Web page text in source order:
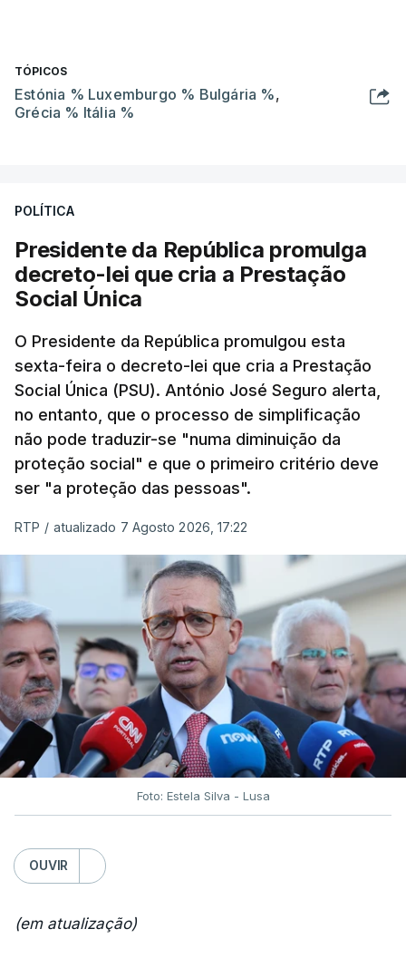
TÓPICOS
Estónia % Luxemburgo % Bulgária %,
Grécia % Itália %
POLÍTICA
Presidente da República promulga
decreto-lei que cria a Prestação
Social Única
O Presidente da República promulgou esta
sexta-feira o decreto-lei que cria a Prestação
Social Única (PSU). António José Seguro alerta,
no entanto, que o processo de simplificação
não pode traduzir-se "numa diminuição da
proteção social" e que o primeiro critério deve
ser "a proteção das pessoas".
RTP / atualizado 7 Agosto 2026, 17:22
Foto: Estela Silva - Lusa
OUVIR
(em atualização)